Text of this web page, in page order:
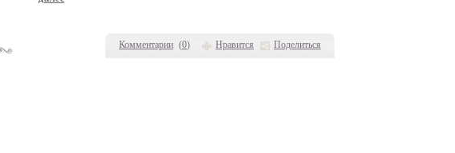
Комментарии (0) Нравится Поделиться